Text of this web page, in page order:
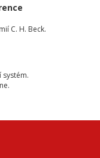
C. H. Beck.
systém.